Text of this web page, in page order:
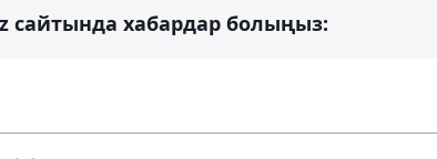
сайтында хабардар болыңыз: